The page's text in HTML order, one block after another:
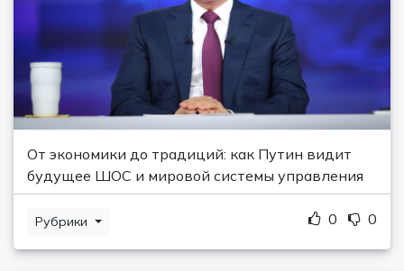
От экономики до традиций: как Путин видит
будущее ШОС и мировой системы управления
Рубрики 0 0